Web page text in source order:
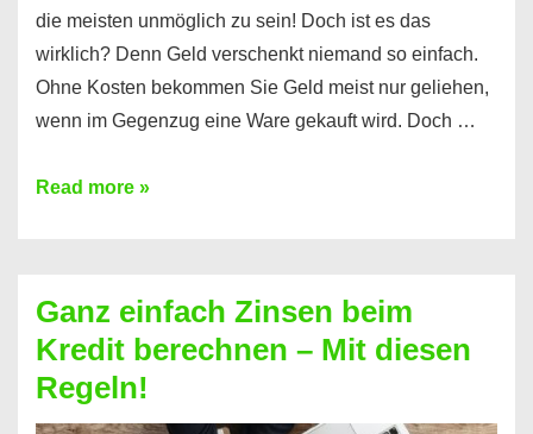
die meisten unmöglich zu sein! Doch ist es das
wirklich? Denn Geld verschenkt niemand so einfach.
Ohne Kosten bekommen Sie Geld meist nur geliehen,
wenn im Gegenzug eine Ware gekauft wird. Doch …
Einen
bekommen?
So
ist
es
Read more »
Ganz einfach Zinsen beim
Kredit berechnen – Mit diesen
Regeln!